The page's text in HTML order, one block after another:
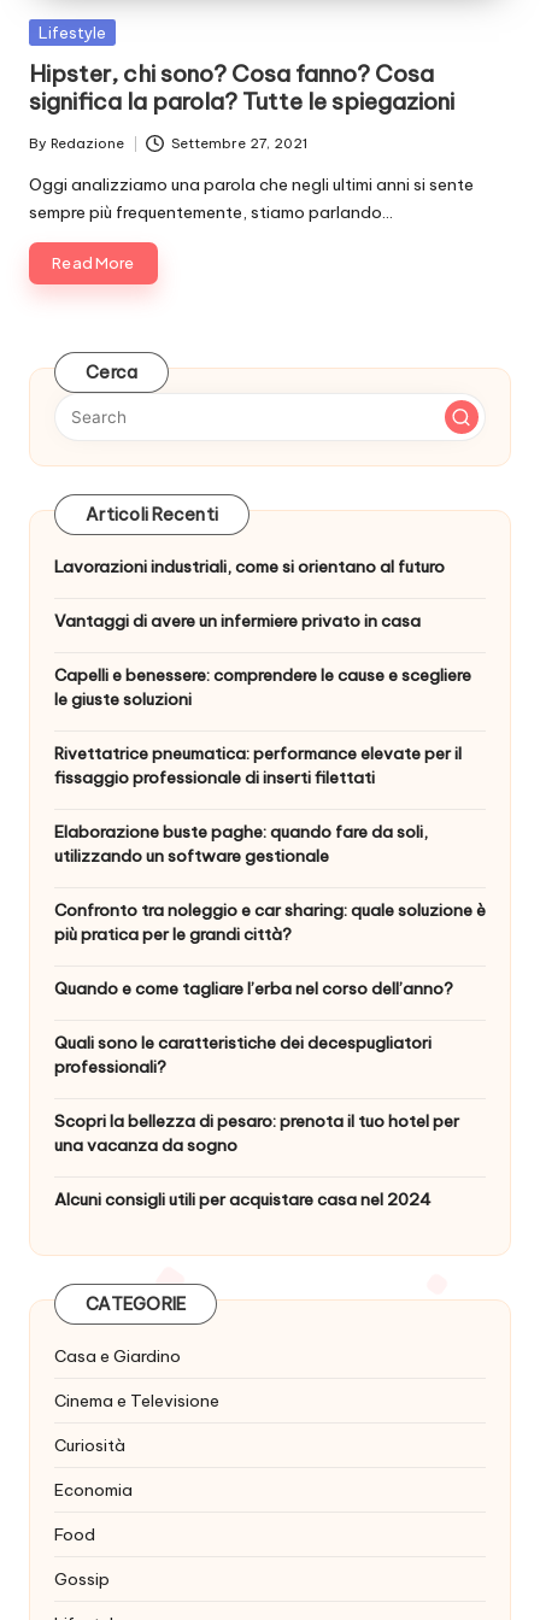
Posted
Lifestyle
Hipster, chi sono? Cosa fanno? Cosa
significa la parola? Tutte le spiegazioni
Posted
by
By Redazione Settembre 27, 2021
Oggi analizziamo una parola che negli ultimi anni si sente
sempre più frequentemente, stiamo parlando…
Read More
Cerca
Articoli Recenti
Lavorazioni industriali, come si orientano al futuro
Vantaggi di avere un infermiere privato in casa
Capelli e benessere: comprendere le cause e scegliere
le giuste soluzioni
Rivettatrice pneumatica: performance elevate per il
fissaggio professionale di inserti filettati
Elaborazione buste paghe: quando fare da soli,
utilizzando un software gestionale
Confronto tra noleggio e car sharing: quale soluzione è
più pratica per le grandi città?
Quando e come tagliare l’erba nel corso dell’anno?
Quali sono le caratteristiche dei decespugliatori
professionali?
Scopri la bellezza di pesaro: prenota il tuo hotel per
una vacanza da sogno
Alcuni consigli utili per acquistare casa nel 2024
CATEGORIE
Casa e Giardino
Cinema e Televisione
Curiosità
Economia
Food
Gossip